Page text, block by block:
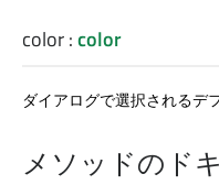
color:color
ダイアログで選択されるデ
メソッドのド